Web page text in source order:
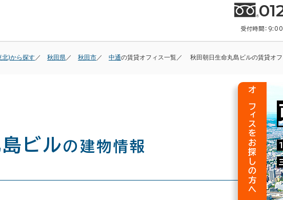
受付時間：
北)から探す 秋田県 秋田市 中通の賃貸オフィス一覧 秋田朝日生命丸島ビルの賃貸オ
ビルの建物情報 オフィスをお探しの方へ